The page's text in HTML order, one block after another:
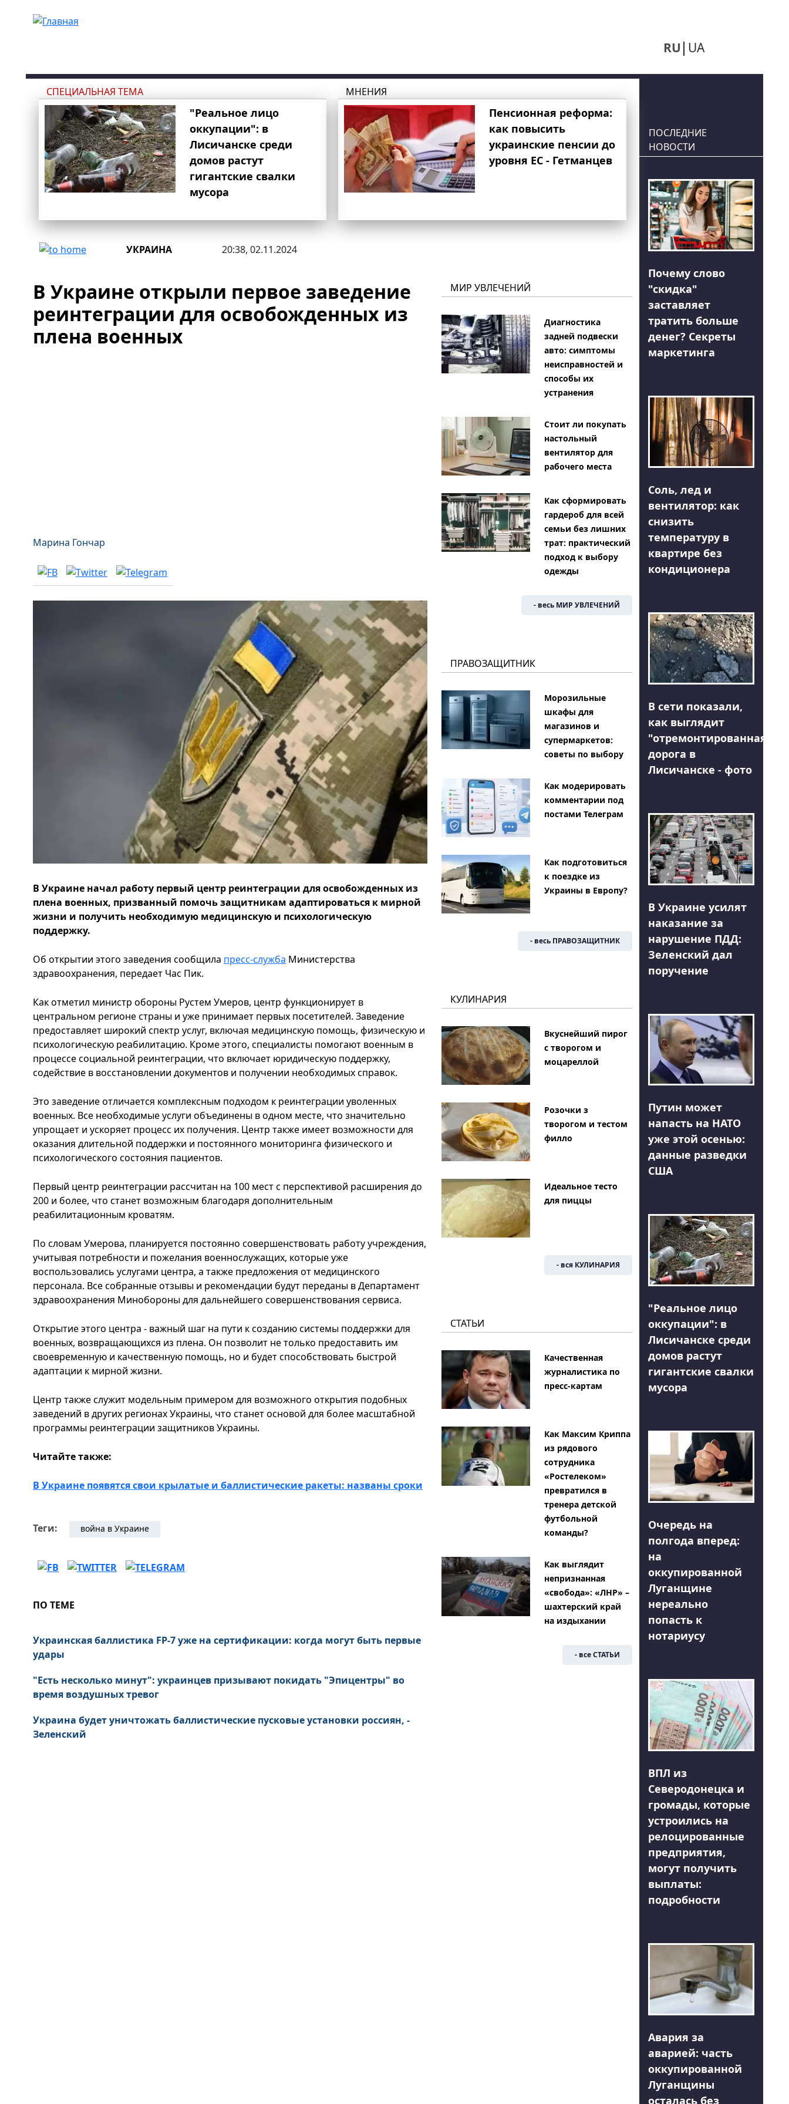
RU UA
СПЕЦИАЛЬНАЯ ТЕМА
"Реальное лицо
оккупации": в
Лисичанске среди
домов растут
гигантские свалки
мусора
МНЕНИЯ
Пенсионная реформа:
как повысить
украинские пенсии до
уровня ЕС - Гетманцев
УКРАИНА 20:38, 02.11.2024
В Украине открыли первое заведение
реинтеграции для освобожденных из
плена военных
Марина Гончар
В Украине начал работу первый центр реинтеграции для освобожденных из
плена военных, призванный помочь защитникам адаптироваться к мирной
жизни и получить необходимую медицинскую и психологическую
поддержку.
Об открытии этого заведения сообщила пресс-служба Министерства
здравоохранения, передает Час Пик.
Как отметил министр обороны Рустем Умеров, центр функционирует в
центральном регионе страны и уже принимает первых посетителей. Заведение
предоставляет широкий спектр услуг, включая медицинскую помощь, физическую и
психологическую реабилитацию. Кроме этого, специалисты помогают военным в
процессе социальной реинтеграции, что включает юридическую поддержку,
содействие в восстановлении документов и получении необходимых справок.
Это заведение отличается комплексным подходом к реинтеграции уволенных
военных. Все необходимые услуги объединены в одном месте, что значительно
упрощает и ускоряет процесс их получения. Центр также имеет возможности для
оказания длительной поддержки и постоянного мониторинга физического и
психологического состояния пациентов.
Первый центр реинтеграции рассчитан на 100 мест с перспективой расширения до
200 и более, что станет возможным благодаря дополнительным
реабилитационным кроватям.
По словам Умерова, планируется постоянно совершенствовать работу учреждения,
учитывая потребности и пожелания военнослужащих, которые уже
воспользовались услугами центра, а также предложения от медицинского
персонала. Все собранные отзывы и рекомендации будут переданы в Департамент
здравоохранения Минобороны для дальнейшего совершенствования сервиса.
Открытие этого центра - важный шаг на пути к созданию системы поддержки для
военных, возвращающихся из плена. Он позволит не только предоставить им
своевременную и качественную помощь, но и будет способствовать быстрой
адаптации к мирной жизни.
Центр также служит модельным примером для возможного открытия подобных
заведений в других регионах Украины, что станет основой для более масштабной
программы реинтеграции защитников Украины.
Читайте также:
В Украине появятся свои крылатые и баллистические ракеты: названы сроки
Теги: война в Украине
ПО ТЕМЕ
Украинская баллистика FP-7 уже на сертификации: когда могут быть первые
удары
"Есть несколько минут": украинцев призывают покидать "Эпицентры" во
время воздушных тревог
Украина будет уничтожать баллистические пусковые установки россиян, -
Зеленский
МИР УВЛЕЧЕНИЙ
Диагностика
задней подвески
авто: симптомы
неисправностей и
способы их
устранения
Стоит ли покупать
настольный
вентилятор для
рабочего места
Как сформировать
гардероб для всей
семьи без лишних
трат: практический
подход к выбору
одежды
- весь МИР УВЛЕЧЕНИЙ
ПРАВОЗАЩИТНИК
Морозильные
шкафы для
магазинов и
супермаркетов:
советы по выбору
Как модерировать
комментарии под
постами Телеграм
Как подготовиться
к поездке из
Украины в Европу?
- весь ПРАВОЗАЩИТНИК
КУЛИНАРИЯ
Вкуснейший пирог
с творогом и
моцареллой
Розочки з
творогом и тестом
филло
Идеальное тесто
для пиццы
- вся КУЛИНАРИЯ
СТАТЬИ
Качественная
журналистика по
пресс-картам
Как Максим Криппа
из рядового
сотрудника
«Ростелеком»
превратился в
тренера детской
футбольной
команды?
Как выглядит
непризнанная
«свобода»: «ЛНР» –
шахтерский край
на издыхании
- все СТАТЬИ
ПОСЛЕДНИЕ
НОВОСТИ
Почему слово
"скидка"
заставляет
тратить больше
денег? Секреты
маркетинга
Соль, лед и
вентилятор: как
снизить
температуру в
квартире без
кондиционера
В сети показали,
как выглядит
"отремонтированная"
дорога в
Лисичанске - фото
В Украине усилят
наказание за
нарушение ПДД:
Зеленский дал
поручение
Путин может
напасть на НАТО
уже этой осенью:
данные разведки
США
"Реальное лицо
оккупации": в
Лисичанске среди
домов растут
гигантские свалки
мусора
Очередь на
полгода вперед:
на
оккупированной
Луганщине
нереально
попасть к
нотариусу
ВПЛ из
Северодонецка и
громады, которые
устроились на
релоцированные
предприятия,
могут получить
выплаты:
подробности
Авария за
аварией: часть
оккупированной
Луганщины
осталась без